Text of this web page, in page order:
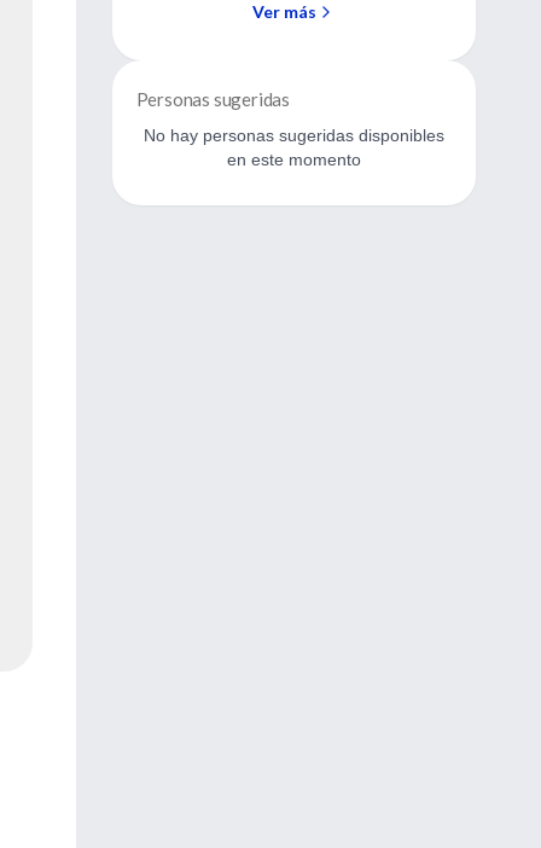
servicio de los estudiantes.
Ver más
Personas sugeridas
No hay personas sugeridas disponibles
en este momento